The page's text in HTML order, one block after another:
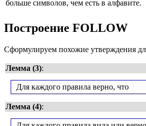
больше символов, чем есть в алфавите.
Построение FOLLOW
Сформулируем похожие утверждения
Лемма (3):
Для каждого правила верно, что
Лемма (4):